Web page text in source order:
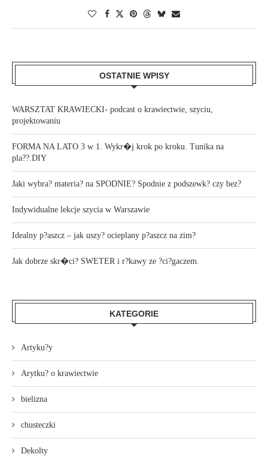
OSTATNIE WPISY
WARSZTAT KRAWIECKI- podcast o krawiectwie, szyciu,
projektowaniu
FORMA NA LATO 3 w 1. Wykr�j krok po kroku. Tunika na
pla??.DIY
Jaki wybra? materia? na SPODNIE? Spodnie z podszewk? czy bez?
Indywidualne lekcje szycia w Warszawie
Idealny p?aszcz – jak uszy? ocieplany p?aszcz na zim?
Jak dobrze skr�ci? SWETER i r?kawy ze ?ci?gaczem.
KATEGORIE
Artyku?y
Arytku? o krawiectwie
bielizna
chusteczki
Dekolty